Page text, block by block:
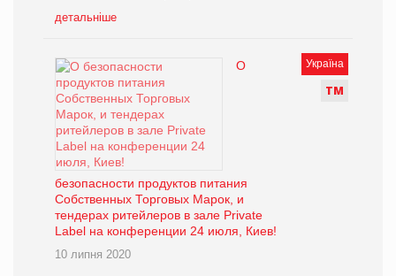
детальніше
Україна
ТМ
О
безопасности продуктов питания
Собственных Торговых Марок, и
тендерах ритейлеров в зале Private
Label на конференции 24 июля, Киев!
10 липня 2020